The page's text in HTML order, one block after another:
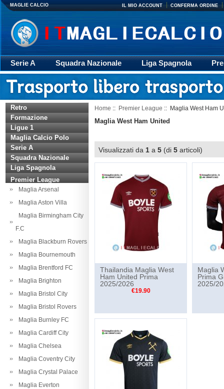
MAGLIE CALCIO IL MIO ACCOUNT CONFERMA ORDINE
Serie A Squadra Nazionale Liga Spagnola
Giacca
Rugby trasporto Retro
Retro
Formazione
Ligue 1
Maglia Calcio Polo
Serie A
Squadra Nazionale
Liga Spagnola
Premier League
Maglia Arsenal
Maglia Aston Villa
Maglia Birmingham City
F.C
Maglia Blackburn Rovers
Maglia Bournemouth
Maglia Brentford FC
Maglia Brighton
Maglia Bristol City
Maglia Bristol Rovers
Maglia Burnley FC
Maglia Cardiff City
Maglia Chelsea
Maglia Coventry City
Maglia Crystal Palace
Maglia Everton
Home :: Premier League :: Maglia West Ham
Maglia West Ham United
Visualizzati da 1 a 5 (di 5 articoli)
Thailandia Maglia West
Ham United Prima
2025/2026
€19.90
Maglia
Prima
2025/